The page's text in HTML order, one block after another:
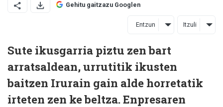
Gehitu gaitzazu Googlen
Entzun Itzuli
Sute ikusgarria piztu zen bart
arratsaldean, urrutitik ikusten
baitzen Irurain gain alde horretatik
irteten zen ke beltza. Enpresaren